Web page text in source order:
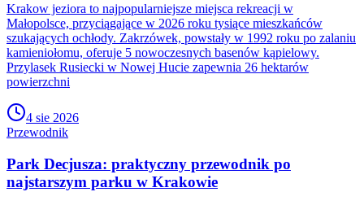
Krakow jeziora to najpopularniejsze miejsca rekreacji w
Małopolsce, przyciągające w 2026 roku tysiące mieszkańców
szukających ochłody. Zakrzówek, powstały w 1992 roku po zalaniu
kamieniołomu, oferuje 5 nowoczesnych basenów kąpielowy.
Przylasek Rusiecki w Nowej Hucie zapewnia 26 hektarów
powierzchni
4 sie 2026
Przewodnik
Park Decjusza: praktyczny przewodnik po
najstarszym parku w Krakowie